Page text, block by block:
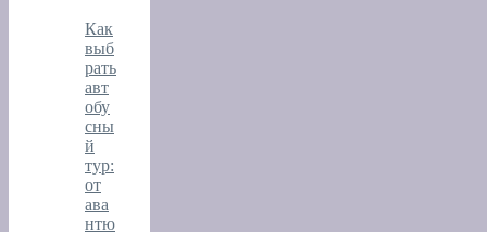
Как
выб
рать
авт
обу
сны
й
тур:
от
ава
нтю